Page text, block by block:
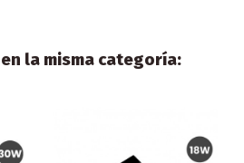
la misma categoría: